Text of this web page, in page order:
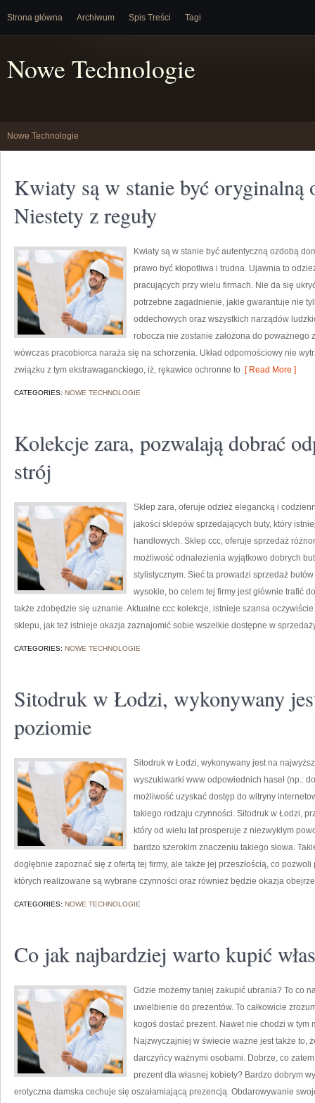
Strona główna Archiwum Spis Treści Tagi
Nowe Technologie
Nowe Technologie
Kwiaty są w stanie być oryginalną
Niestety z reguły
Kwiaty są w stanie być autentyczną ozdobą
prawo być kłopotliwa i trudna. Ujawnia to
pracujących przy wielu firmach. Nie da się
potrzebne zagadnienie, jakie gwarantuje nie
oddechowych oraz wszystkich narządów
robocza nie zostanie założona do
wówczas pracobiorca naraża się na schorzenia. Układ odpornościowy nie
związku z tym ekstrawaganckiego, iż, rękawice ochronne to [ Read More ]
CATEGORIES: NOWE TECHNOLOGIE
Kolekcje zara, pozwalają dobrać
strój
Sklep zara, oferuje odzież elegancką i
jakości sklepów sprzedających buty, który
handlowych. Sklep ccc, oferuje sprzedaż
możliwość odnalezienia wyjątkowo dobrych
stylistycznym. Sieć ta prowadzi sprzedaż
wysokie, bo celem tej firmy jest głównie trafić
także zdobędzie się uznanie. Aktualne ccc kolekcje, istnieje szansa
sklepu, jak też istnieje okazja zaznajomić sobie wszelkie dostępne w
CATEGORIES: NOWE TECHNOLOGIE
Sitodruk w Łodzi, wykonywany
poziomie
Sitodruk w Łodzi, wykonywany jest na
wyszukiwarki www odpowiednich haseł (np.:
możliwość uzyskać dostęp do witryny
takiego rodzaju czynności. Sitodruk w Łodzi,
który od wielu lat prosperuje z niezwykłym
bardzo szerokim znaczeniu takiego słowa.
dogłębnie zapoznać się z ofertą tej firmy, ale także jej przeszłością, co
których realizowane są wybrane czynności oraz również będzie okazja
CATEGORIES: NOWE TECHNOLOGIE
Co jak najbardziej warto kupić
Gdzie możemy taniej zakupić ubrania? To co
uwielbienie do prezentów. To całkowicie
kogoś dostać prezent. Nawet nie chodzi w
Najzwyczajniej w świecie ważne jest także to,
darczyńcy ważnymi osobami. Dobrze, co
prezent dla własnej kobiety? Bardzo dobrym
erotyczna damska cechuje się oszałamiającą prezencją. Obdarowywanie